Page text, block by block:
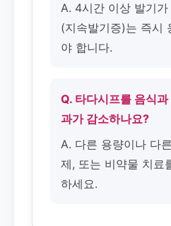
A. 4시간 이상 발기
(지속발기증)는 즉시
야 합니다.
Q. 타다시프를 음식
과가 감소하나요?
A. 다른 용량이나 다
제, 또는 비약물 치료
하세요.